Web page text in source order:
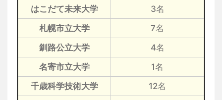
はこだて未来大学
3名
札幌市立大学
7名
釧路公立大学
4名
名寄市立大学
1名
千歳科学技術大学
12名